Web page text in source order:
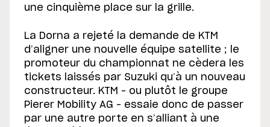
une cinquième place sur la grille.
La Dorna a rejeté la demande de KTM
d’aligner une nouvelle équipe satellite ; le
promoteur du championnat ne cèdera les
tickets laissés par Suzuki qu’à un nouveau
constructeur. KTM – ou plutôt le groupe
Pierer Mobility AG – essaie donc de passer
par une autre porte en s’alliant à une